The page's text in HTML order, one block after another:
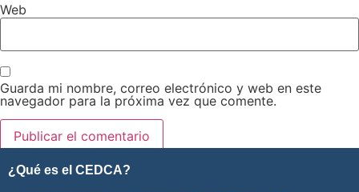
Web
Guarda mi nombre, correo electrónico y web en este
navegador para la próxima vez que comente.
¿Qué es el CEDCA?